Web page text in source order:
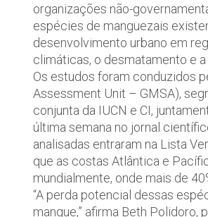
organizações não-
espécies de manguezais
desenvolvimento urbano em
climáticas, o desmatamento e a
Os estudos foram conduzidos
Assessment Unit – GMSA),
conjunta da IUCN e CI,
última semana no jornal
analisadas entraram na Lista
que as costas Atlântica e
mundialmente, onde mais de
“A perda potencial dessas
mangue,” afirma Beth